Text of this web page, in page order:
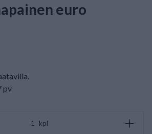
euro
.
pv
kpl